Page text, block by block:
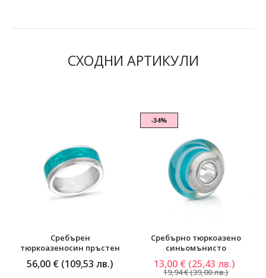
СХОДНИ АРТИКУЛИ
Сребърен
тюркоазеносин пръстен
56,00 € (109,53 лв.)
-34%
Сребърно тюркоазено
синьомънисто
13,00 € (25,43 лв.)
19,94 € (39,00 лв.)